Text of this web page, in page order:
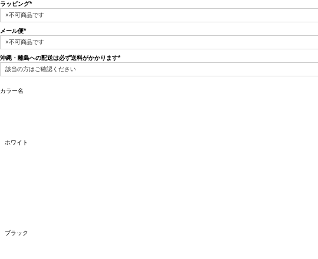
ラッピング
(必
須)
メール便
(必
須)
沖縄・離島への配送は必ず送料がかかります
須)
カラー名
ホワイト
ブラック